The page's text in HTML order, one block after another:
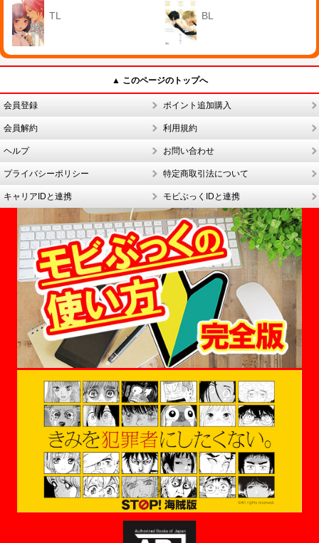
TL BL
▲ このページのトップへ
会員登録 ポイント追加購入
会員解約 利用規約
ヘルプ お問い合わせ
プライバシーポリシー 特定商取引法について
キャリアIDと連携 モビぶっくIDと連携